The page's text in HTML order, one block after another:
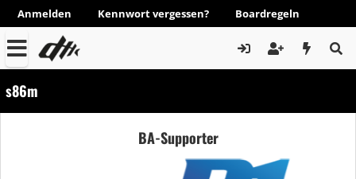
Anmelden Kennwort vergessen? Boardregeln
s86m
BA-Supporter